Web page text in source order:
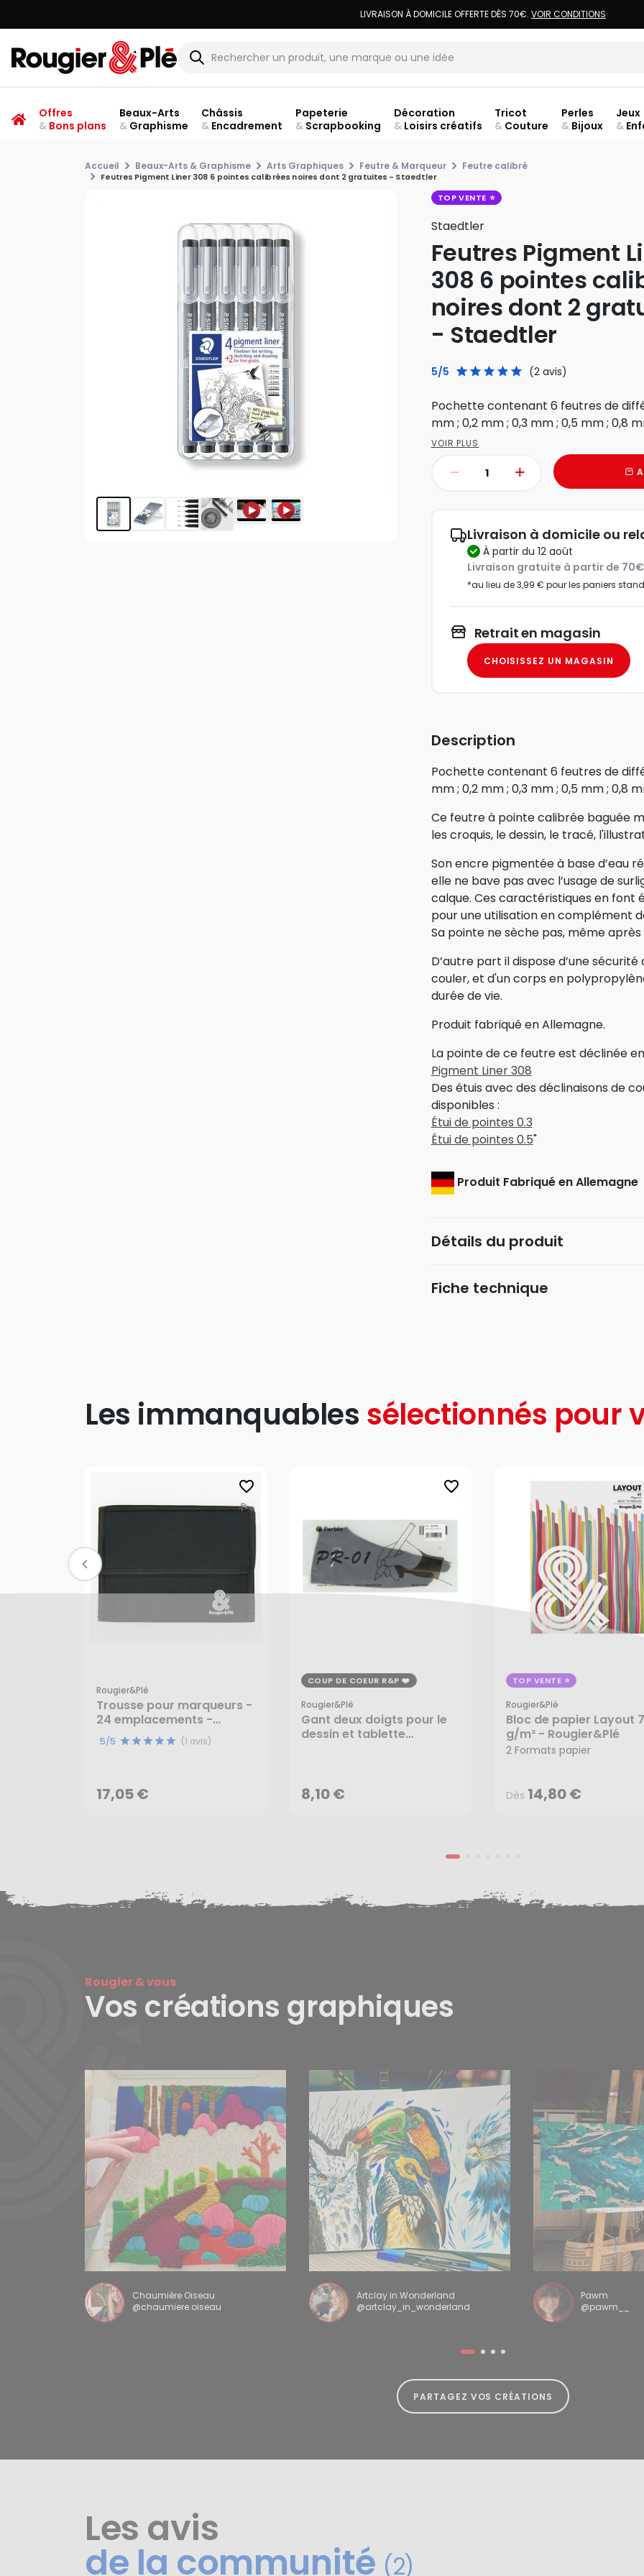
LIVRAISON À DOMICILE OFFERTE DÈS 70€. VOIR CONDITIONS
Offres
&Bons plans
Beaux-Arts
&Graphisme
Châssis
&Encadrement
Papeterie
&Scrapbooking
Décoration
&Loisirs créatifs
Tricot
& Couture
Perles
& Bijoux
Jeux
&
Accueil Beaux-Arts & Graphisme Arts Graphiques Feutre & Marqueur Feutre calibré
Feutres Pigment Liner 308 6 pointes calibrées noires dont 2 gratuites - Staedtler
TOP VENTE
Staedtler
Feutres Pigment
308 6 pointes
noires dont 2
- Staedtler
5/5 (2 avis)
Pochette contenant 6 feutres de
mm ; 0,2 mm ; 0,3 mm ; 0,5 mm ; 0,8
VOIR PLUS
Livraison à domicile ou
à partir du 12 août
Livraison gratuite à partir de
*au lieu de 3,99 € pour les paniers
Retrait en magasin
CHOISISSEZ UN MAGASIN
Description
Pochette contenant 6 feutres de
mm ; 0,2 mm ; 0,3 mm ; 0,5 mm ; 0,8
Ce feutre à pointe calibrée baguée
les croquis, le dessin, le tracé,
Son encre pigmentée à base d’eau
elle ne bave pas avec l’usage de
calque. Ces caractéristiques en font
pour une utilisation en complément
Sa pointe ne sèche pas, même après
D’autre part il dispose d’une
couler, et d'un corps en
durée de vie.
Produit fabriqué en Allemagne.
La pointe de ce feutre est déclinée
Pigment Liner 308
Des étuis avec des déclinaisons de
disponibles :
Étui de pointes 0.3
Étui de pointes 0.5"
Produit Fabriqué en Allemagne
Détails du produit
Fiche technique
Les immanquables sélectionnés pour
favorite_border
Rougier&plé
Trousse pour marqueurs -
24 emplacements -
Rougier&Plé
5/5 (1 avis)
17,05 €
17,05 €
AJOUTER AU PANIER
favorite_border
COUP DE COEUR R&P
Rougier&plé
Gant deux doigts pour le
dessin et tablette
8,10 €AJOUTER AU PANIER
TOP VENTE
Rougier&plé
Bloc de papier Layout
g/m² - Rougier&Plé
2 Formats papier
Dès 14,80 €
Dès 14,80 €
Rougier & vous
Vos créations graphiques
Chaumière Oiseau
@chaumiere.oiseau
Artclay in Wonderland
@artclay_in_wonderland
Pawm
@pawm__
PARTAGEZ VOS CRÉATIONS
Les avis
de la communité (2)